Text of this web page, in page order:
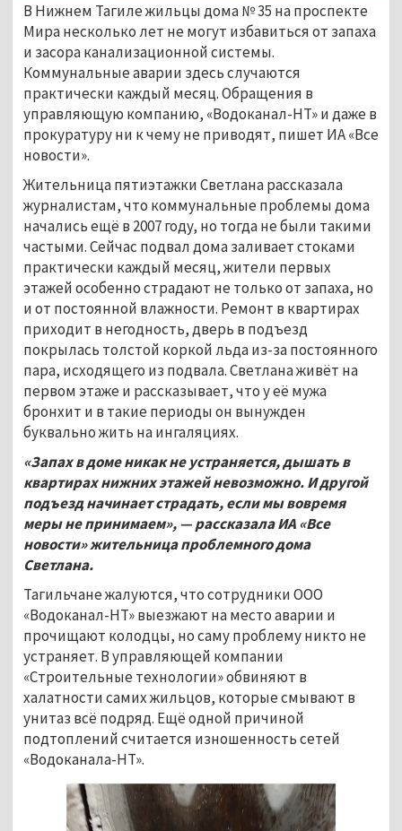
В Нижнем Тагиле жильцы дома № 35 на проспекте
Мира несколько лет не могут избавитьсяот запаха
и засора канализационной системы.
Коммунальные аварии здесь случаются
практически каждый месяц. Обращения в
управляющую компанию, «Водоканал-НТ» и даже в
прокуратуру ни к чему не приводят, пишет ИА «Все
новости».
Жительница пятиэтажки Светлана рассказала
журналистам, что коммунальные проблемы дома
начались ещё в 2007 году, но тогда не были такими
частыми. Сейчас подвал дома заливает стоками
практически каждый месяц, жители первых
этажей особенно страдают не только от запаха, но
и от постоянной влажности. Ремонт в квартирах
приходит в негодность, дверь в подъезд
покрылась толстой коркой льда из-за постоянного
пара, исходящего из подвала. Светлана живёт на
первом этаже и рассказывает, что у её мужа
бронхит и в такие периоды он вынужден
буквально жить на ингаляциях.
«Запах в доме никак не устраняется, дышать в
квартирах нижних этажей невозможно. И другой
подъезд начинает страдать, если мы вовремя
меры не принимаем», — рассказала ИА «Все
новости» жительница проблемного дома
Светлана.
Тагильчане жалуются, что сотрудники ООО
«Водоканал-НТ» выезжают на место аварии и
прочищают колодцы, но саму проблему никто не
устраняет. В управляющей компании
«Строительные технологии» обвиняют в
халатности самих жильцов, которые смывают в
унитаз всё подряд. Ещё одной причиной
подтоплений считается изношенность сетей
«Водоканала-НТ».